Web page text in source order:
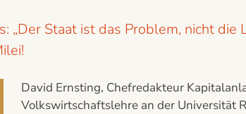
„Der Staat ist das Problem, nicht
David Ernsting, Chefredakteur
Volkswirtschaftslehre an der Universität